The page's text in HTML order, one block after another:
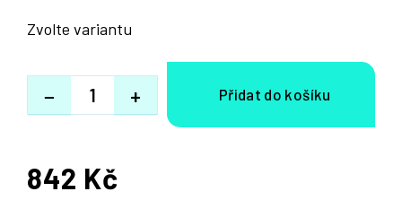
Zvolte variantu
+
−
842 Kč
Měrná